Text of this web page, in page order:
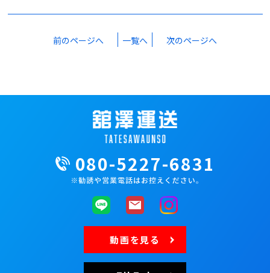
前のページへ 一覧へ 次のページへ
080-5227-6831
動画を見る